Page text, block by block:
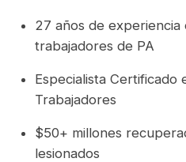
27 años de experiencia
trabajadores de PA
Especialista Certificado
Trabajadores
$50+ millones
lesionados